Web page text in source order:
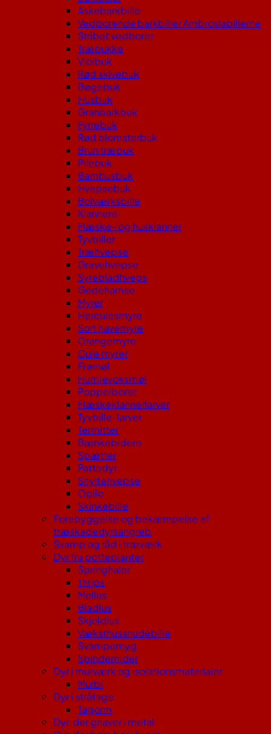
Askebarkbille
Vedborende barkbiller Ambrosiabillerne
Stribet vedborer
Træbukke
Violbuk
Rød skivebuk
Bøgebuk
Husbuk
Granbarkbuk
Fyrrebuk
Rød blomsterbuk
Brun træbuk
Pilebuk
Bambusbuk
Hvepsebuk
Bolværksbille
Klannere
Flæske- og husklanner
Tyvbiller
Træhvepse
Gravehvepse
Syrebladhveps
Gedehamse
Myrer
Herculesmyre
Sort havemyre
Orangemyre
Gule myrer
Frømøl
Humlevoksmøl
Poppelborer
Flæskeklannerlarver
Tyvbille-larver
Termitter
Bænkebidere
Spætter
Pattedyr
Snyltehvepse
Opilo
Skinkebille
Forebyggelse og bekæmpelse af
træskadedyrsangreb
Svamp og råd i træværk
Dyr fra potteplanter
Springhaler
Thrips
Mellus
Bladlus
Skjoldlus
Væksthussnudebille
Svampemyg
Spindemider
Dyr i murværk og isolationsmaterialer
Murbi
Dyr i stråtage
Tagorm
Dyr, der gnaver i metal